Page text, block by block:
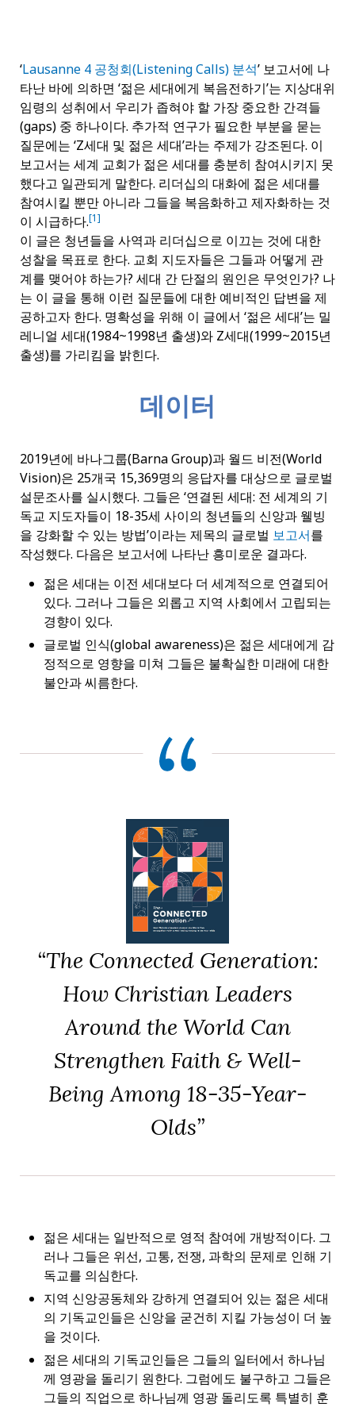
‘Lausanne 4 공청회(Listening Calls) 분석’ 보고서에 나
타난 바에 의하면 ‘젊은 세대에게 복음전하기’는 지상대위
임령의 성취에서 우리가 좁혀야 할 가장 중요한 간격들
(gaps) 중 하나이다. 추가적 연구가 필요한 부분을 묻는
질문에는 ‘Z세대 및 젊은 세대’라는 주제가 강조된다. 이
보고서는 세계 교회가 젊은 세대를 충분히 참여시키지 못
했다고 일관되게 말한다. 리더십의 대화에 젊은 세대를
참여시킬 뿐만 아니라 그들을 복음화하고 제자화하는 것
이 시급하다.[1]
이 글은 청년들을 사역과 리더십으로 이끄는 것에 대한
성찰을 목표로 한다. 교회 지도자들은 그들과 어떻게 관
계를 맺어야 하는가? 세대 간 단절의 원인은 무엇인가? 나
는 이 글을 통해 이런 질문들에 대한 예비적인 답변을 제
공하고자 한다. 명확성을 위해 이 글에서 ‘젊은 세대’는 밀
레니얼 세대(1984~1998년 출생)와 Z세대(1999~2015년
출생)를 가리킴을 밝힌다.
데이터
2019년에 바나그룹(Barna Group)과 월드 비전(World
Vision)은 25개국 15,369명의 응답자를 대상으로 글로벌
설문조사를 실시했다. 그들은 ‘연결된 세대: 전 세계의 기
독교 지도자들이 18-35세 사이의 청년들의 신앙과 웰빙
을 강화할 수 있는 방법’이라는 제목의 글로벌 보고서를
작성했다. 다음은 보고서에 나타난 흥미로운 결과다.
젊은 세대는 이전 세대보다 더 세계적으로 연결되어
있다. 그러나 그들은 외롭고 지역 사회에서 고립되는
경향이 있다.
글로벌 인식(global awareness)은 젊은 세대에게 감
정적으로 영향을 미쳐 그들은 불확실한 미래에 대한
불안과 씨름한다.
“The Connected Generation:
How Christian Leaders
Around the World Can
Strengthen Faith & Well-
Being Among 18-35-Year-
Olds”
젊은 세대는 일반적으로 영적 참여에 개방적이다. 그
러나 그들은 위선, 고통, 전쟁, 과학의 문제로 인해 기
독교를 의심한다.
지역 신앙공동체와 강하게 연결되어 있는 젊은 세대
의 기독교인들은 신앙을 굳건히 지킬 가능성이 더 높
을 것이다.
젊은 세대의 기독교인들은 그들의 일터에서 하나님
께 영광을 돌리기 원한다. 그럼에도 불구하고 그들은
그들의 직업으로 하나님께 영광 돌리도록 특별히 훈